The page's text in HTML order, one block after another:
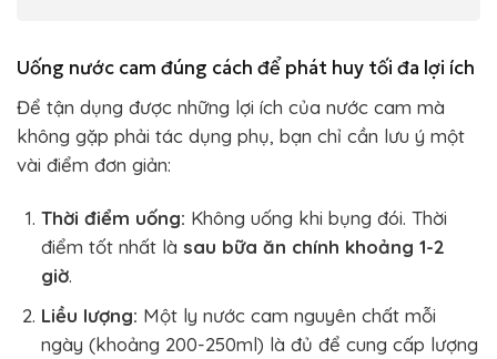
Uống nước cam đúng cách để phát huy tối đa lợi ích
Để tận dụng được những lợi ích của nước cam mà
không gặp phải tác dụng phụ, bạn chỉ cần lưu ý một
vài điểm đơn giản:
Thời điểm uống: Không uống khi bụng đói. Thời
điểm tốt nhất là sau bữa ăn chính khoảng 1-2
giờ.
Liều lượng: Một ly nước cam nguyên chất mỗi
ngày (khoảng 200-250ml) là đủ để cung cấp lượng